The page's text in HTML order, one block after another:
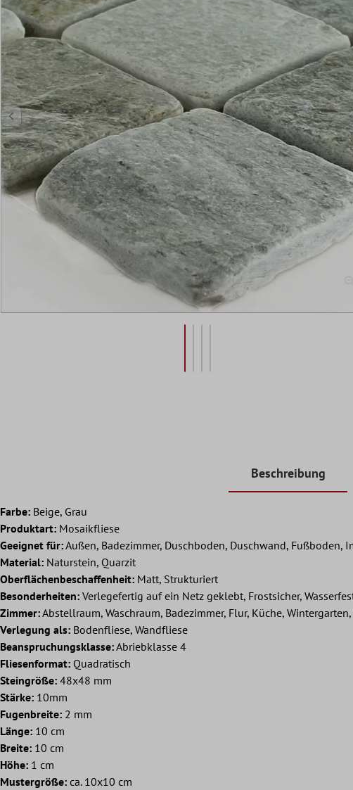
Beschreibung
Farbe: Beige, Grau
Produktart: Mosaikfliese
Geeignet für:Außen, Badezimmer, Duschboden, Duschwand, Fußboden,
Material: Naturstein, Quarzit
Oberflächenbeschaffenheit: Matt, Strukturiert
Besonderheiten: Verlegefertig auf ein Netz geklebt, Frostsicher,
Zimmer:Abstellraum, Waschraum, Badezimmer, Flur, Küche,
Verlegung als: Bodenfliese, Wandfliese
Beanspruchungsklasse:Abriebklasse 4
Fliesenformat: Quadratisch
Steingröße: 48x48 mm
Stärke: 10mm
Fugenbreite: 2 mm
Länge: 10 cm
Breite: 10 cm
Höhe: 1 cm
Mustergröße: ca. 10x10 cm